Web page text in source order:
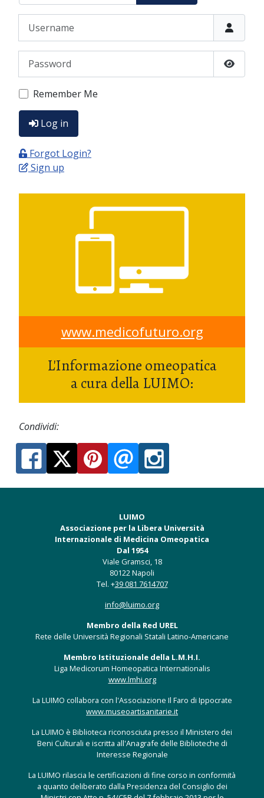
Username
Password
Show
Remember Me
Log in
Forgot Login?
Sign up
www.medicofuturo.org
L'Informazione omeopatica
a cura della LUIMO:
Condividi:
LUIMO
Associazione per la Libera Università
Internazionale di Medicina Omeopatica
Dal 1954
Viale Gramsci, 18
80122 Napoli
Tel. +39 081 7614707
info@luimo.org
Membro della Red UREL
Rete delle Università Regionali Statali Latino-Americane
Membro Istituzionale della L.M.H.I.
Liga Medicorum Homeopatica Internationalis
www.lmhi.org
La LUIMO collabora con l'Associazione Il Faro di Ippocrate
www.museoartisanitarie.it
La LUIMO è Biblioteca riconosciuta presso il Ministero dei
Beni Culturali e iscritta all'Anagrafe delle Biblioteche di
Interesse Regionale
La LUIMO rilascia le certificazioni di fine corso in conformità
a quanto deliberato dalla Presidenza del Consiglio dei